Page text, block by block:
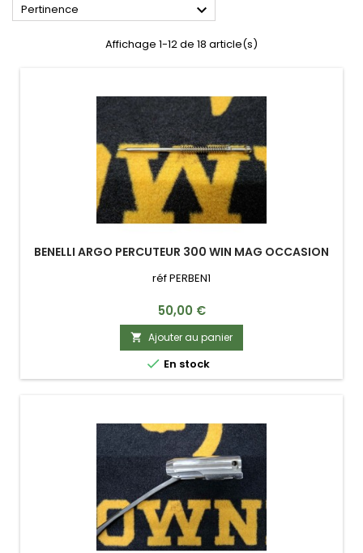
Pertinence 
Affichage 1-12 de 18 article(s)
BENELLI ARGO PERCUTEUR 300 WIN MAG OCCASION
réf PERBEN1
Prix
50,00 €
 Ajouter au panier
 En stock